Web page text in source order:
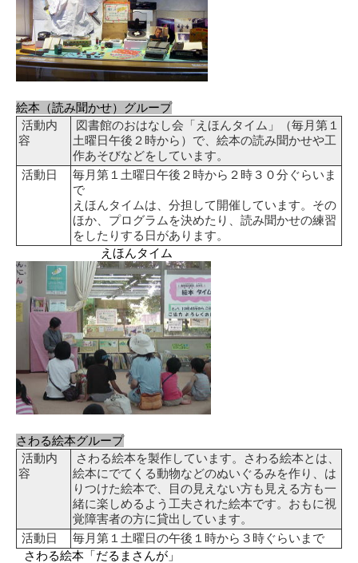
絵本（読み聞かせ）グループ
活動内
容
図書館のおはなし会「えほんタイム」（毎月第１
土曜日午後２時から）で、絵本の読み聞かせや工
作あそびなどをしています。
活動日
毎月第１土曜日午後２時から２時３０分ぐらいま
で
えほんタイムは、分担して開催しています。その
ほか、プログラムを決めたり、読み聞かせの練習
をしたりする日があります。
えほんタイム
さわる絵本グループ
活動内
容
さわる絵本を製作しています。さわる絵本とは、
絵本にでてくる動物などのぬいぐるみを作り、は
りつけた絵本で、目の見えない方も見える方も一
緒に楽しめるよう工夫された絵本です。おもに視
覚障害者の方に貸出しています。
活動日
毎月第１土曜日の午後１時から３時ぐらいまで
さわる絵本「だるまさんが」